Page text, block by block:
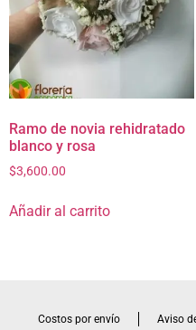
Ramo de novia rehidratado
blanco y rosa
$3,600.00
Añadir al carrito
Costos por envío Aviso